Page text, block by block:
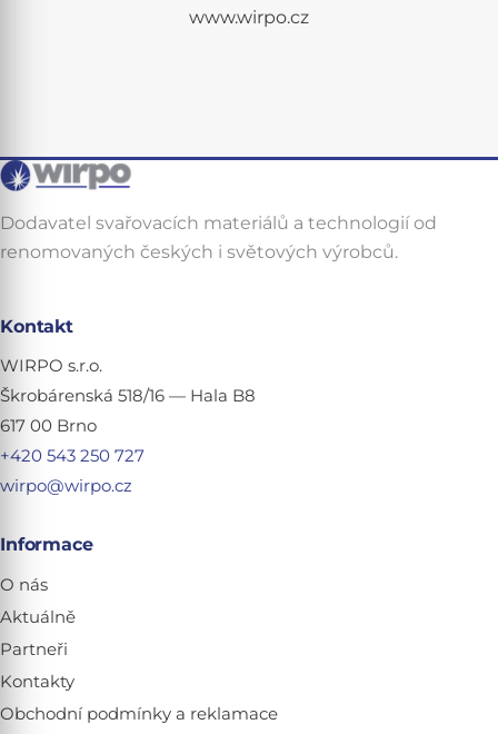
www.wirpo.cz
Dodavatel svařovacích materiálů a technologií od
renomovaných českých i světových výrobců.
Kontakt
WIRPO s.r.o.
Škrobárenská 518/16 — Hala B8
617 00 Brno
+420 543 250 727
wirpo@wirpo.cz
Informace
O nás
Aktuálně
Partneři
Kontakty
Obchodní podmínky a reklamace